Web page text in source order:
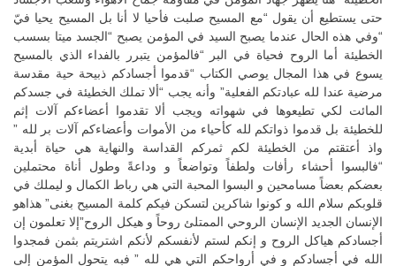
حتى يستطيع أن يقول “مع المسيح صلبت فأحيا لا أنا بل المسيح يحيا فيّ
“وفي هذه الحال عندما يصبح السيد في المؤمن يصبح “الجسد ميتا بسسب
الخطيئة أما الروح فحياة في البر “فالمؤمن يتبرر بالفداء الذي بالمسيح
يسوع في هذا المجال يوصي الكتاب “قدموا أجسادكم ذبيحة حية مقدسة
مرضية عندا لله عبادتكم الفعلية” وأنه يجب “ألا تملك الخطيئة في جسدكم
المائت لكي تطيعوها في شهواته ويجب ألا تقدموا أعضاءكم آلات إثم
للخطيئة بل قدموا ذواتكم لله كأحياء من الأموات وأعضاءكم آلات بر لله ”
واذ أعتقتم من الخطيئة لكم ثمركم القداسة والنهاية هي حياة أبدية
“فالبسوا أحشاء رأفات ولطفاً وتواضعاً و وداعةً وطول أناة محتملين
بعضكم بعضاً مسامحين و البسوا المحبة التي هي رباط الكمال و ليملك في
قلوبكم سلام الله و كونوا شاكرين لتسكن فيكم كلمة المسيح بغنى” هذاهو
الإنسان الجديد الإنسان الروحي الممتلئ روحاً و هيكل الروح”إلا تعلمون إن
أجسادكم هياكل الروح و إنكم لستم لأنفسكم لأنكم اشتريتم بثمن فمجدوا
الله في أجسادكم و في أرواحكم التي هي لله ” فبه يتحول المؤمن إلى